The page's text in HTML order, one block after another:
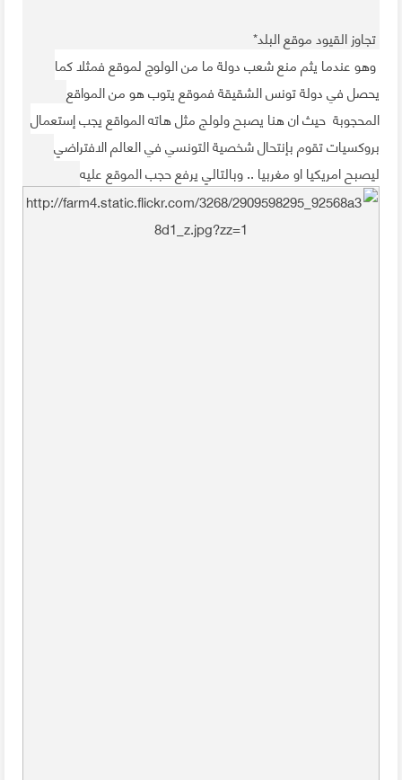
تجاوز القيود موقع البلد*
وهو عندما يثم منع شعب دولة ما من الولوج لموقع فمثلا كما
يحصل في دولة تونس الشقيقة فموقع يتوب هو من المواقع
المحجوبة حيث ان هنا يصبح ولولج مثل هاته المواقع يجب إستعمال
بروكسيات تقوم بإنتحال شخصية التونسي في العالم الافتراضي
ليصبح امريكيا او مغربيا .. وبالتالي يرفع حجب الموقع عليه